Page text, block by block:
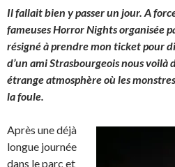
Il fallait bien y passer un jour. A
fameuses Horror Nights organisée
résigné à prendre mon ticket pour
d’un ami Strasbourgeois nous voilà
étrange atmosphère où les
la foule.
Après une déjà
longue journée
dans le parc et